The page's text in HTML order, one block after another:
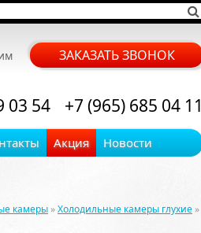
ЗАКАЗАТЬ ЗВОНОК
03 54 +7 (965) 685 04 11
Акция Новости
камеры »Холодильные камеры глухие »